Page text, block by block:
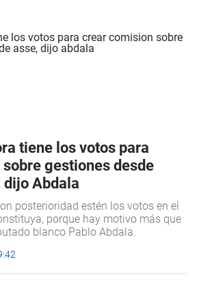
tiene los votos para
gestiones desde
dijo Abdala
posterioridad estén los votos en el
porque hay motivo más que
blanco Pablo Abdala.